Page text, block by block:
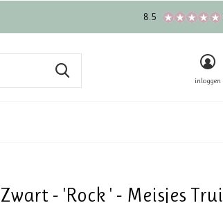
inloggen
8.5
Zwart - 'Rock ' - Meisjes Trui